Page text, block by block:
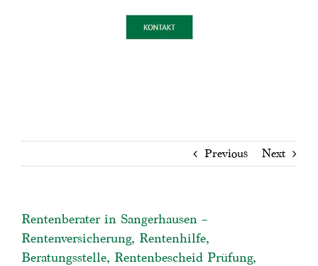
Previous Next
Rentenberater in Sangerhausen –
Rentenversicherung, Rentenhilfe,
Beratungsstelle, Rentenbescheid Prüfung,